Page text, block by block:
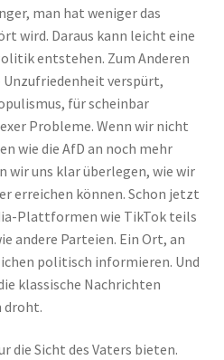
man hat weniger das
wird. Daraus kann leicht eine
entstehen. Zum Anderen
verspürt,
für scheinbar
Probleme. Wenn wir nicht
wie die AfD an noch mehr
wir uns klar überlegen, wie wir
erreichen können. Schon jetzt
Plattformen wie TikTok teils
andere Parteien. Ein Ort, an
politisch informieren. Und
klassische Nachrichten
droht.
die Sicht des Vaters bieten.